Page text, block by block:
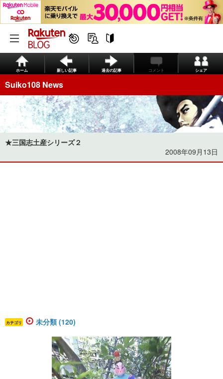
ホーム 新しい記事 過去の記事 コメント シェア
Suiko108 News
★三国志土産シリーズ２
2008年09月13日
カテゴリ 未分類 (120)